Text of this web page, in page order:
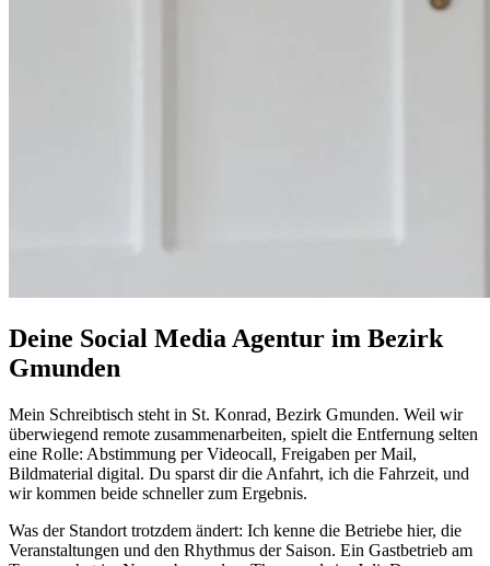
Deine Social Media Agentur im Bezirk
Gmunden
Mein Schreibtisch steht in St. Konrad, Bezirk Gmunden. Weil wir
überwiegend remote zusammenarbeiten, spielt die Entfernung selten
eine Rolle: Abstimmung per Videocall, Freigaben per Mail,
Bildmaterial digital. Du sparst dir die Anfahrt, ich die Fahrzeit, und
wir kommen beide schneller zum Ergebnis.
Was der Standort trotzdem ändert: Ich kenne die Betriebe hier, die
Veranstaltungen und den Rhythmus der Saison. Ein Gastbetrieb am